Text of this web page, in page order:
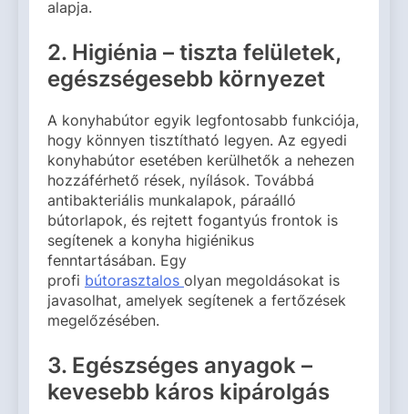
alapja.
2. Higiénia – tiszta felületek,
egészségesebb környezet
A konyhabútor egyik legfontosabb funkciója,
hogy könnyen tisztítható legyen. Az egyedi
konyhabútor esetében kerülhetők a nehezen
hozzáférhető rések, nyílások. Továbbá
antibakteriális munkalapok, páraálló
bútorlapok, és rejtett fogantyús frontok is
segítenek a konyha higiénikus
fenntartásában. Egy
profi bútorasztalos olyan megoldásokat is
javasolhat, amelyek segítenek a fertőzések
megelőzésében.
3. Egészséges anyagok –
kevesebb káros kipárolgás